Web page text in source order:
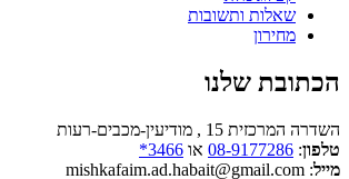
שאלות ותשובות
מחירון
הכתובת שלנו
השדרה המרכזית 15 , מודיעין-מכבים-רעות
טלפון:
08-9177286 או 3466*
מייל: mishkafaim.ad.habait@gmail.com